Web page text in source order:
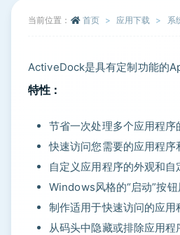
当前位置： 首页 应用下载 系
ActiveDock是具有定制功能的
特性：
节省一次处理多个应用程序
快速访问您需要的应用程序
自定义应用程序的外观和自
Windows风格的“启动”按钮
制作适用于快速访问的应用
从码头中隐藏或排除应用程